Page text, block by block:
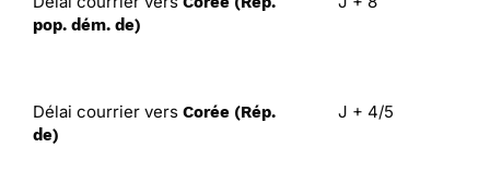
pop. dém. de)
Délai courrier vers Corée (Rép.
de)
J + 4/5